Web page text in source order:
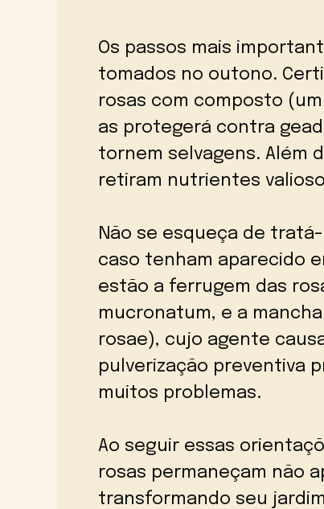
Os passos mais
tomados no outono.
rosas com composto
as protegerá contra
tornem selvagens. Além
retiram nutrientes
Não se esqueça de
caso tenham aparecido
estão a ferrugem das
mucronatum, e a
rosae), cujo agente
pulverização preventiva
muitos problemas.
Ao seguir essas
rosas permaneçam não
transformando seu